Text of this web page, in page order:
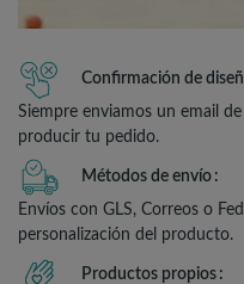
Confirmación de
Siempre enviamos un email
producir tu pedido.
Métodos de envío
Envíos con GLS, Correos o
personalización del producto.
Productos propios